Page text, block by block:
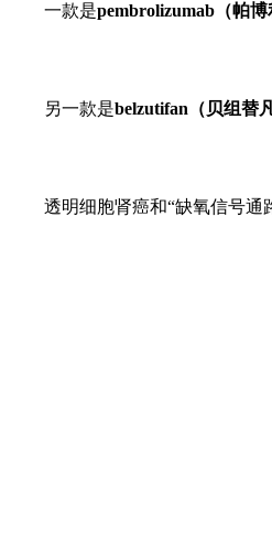
一款是pembrolizumab （帕
另一款是belzutifan （贝组替
透明细胞肾癌和“缺氧信号通